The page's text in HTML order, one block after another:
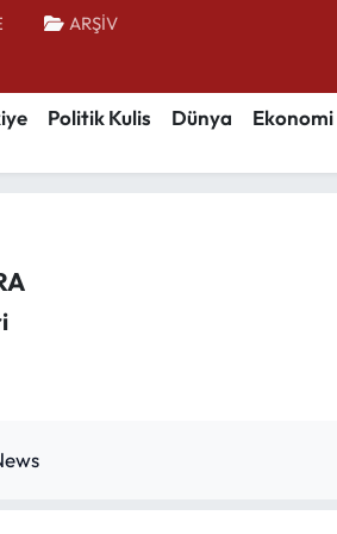
ARŞİV
Politik Kulis Dünya Ekonomi